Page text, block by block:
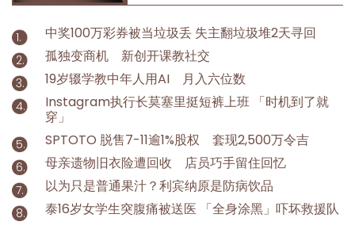
中奖100万彩券被当垃圾丢 失主翻垃圾堆2天寻回
孤独变商机 新创开课教社交
19岁辍学教中年人用AI 月入六位数
Instagram执行长莫塞里挺短裤上班 「时机到了就
穿」
SPTOTO 脱售7-11逾1%股权 套现2,500万令吉
母亲遗物旧衣险遭回收 店员巧手留住回忆
以为只是普通果汁？利宾纳原是防病饮品
泰16岁女学生突腹痛被送医 「全身涂黑」吓坏救援队